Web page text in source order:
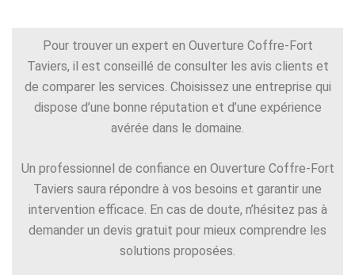
Pour trouver un expert en Ouverture Coffre-Fort
Taviers, il est conseillé de consulter les avis clients et
de comparer les services. Choisissez une entreprise qui
dispose d’une bonne réputation et d’une expérience
avérée dans le domaine.
Un professionnel de confiance en Ouverture Coffre-Fort
Taviers saura répondre à vos besoins et garantir une
intervention efficace. En cas de doute, n’hésitez pas à
demander un devis gratuit pour mieux comprendre les
solutions proposées.